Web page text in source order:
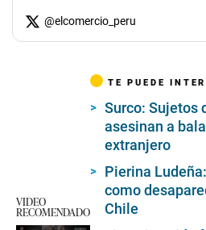
@elcomercio_peru
VIDEO
RECOMENDADO
TE PUEDE
Surco: Sujetos
asesinan a
extranjero
Pierina
como
Chile